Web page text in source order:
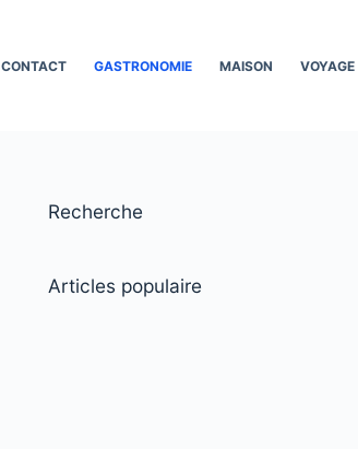
CONTACT GASTRONOMIE MAISON VOYAGE
Recherche
Articles populaire